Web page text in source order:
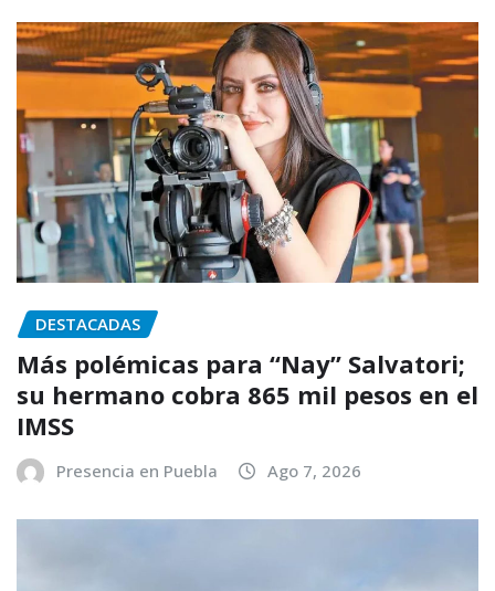
DESTACADAS
Más polémicas para “Nay” Salvatori;
su hermano cobra 865 mil pesos en el
IMSS
Presencia en Puebla Ago 7, 2026